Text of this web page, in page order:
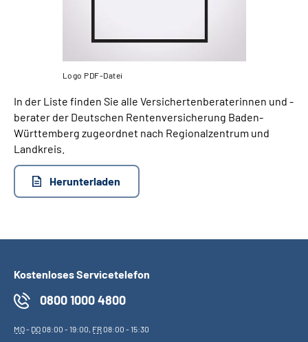
Logo PDF-Datei
In der Liste finden Sie alle Versichertenberaterinnen und -
berater der Deutschen Rentenversicherung Baden-
Württemberg zugeordnet nach Regionalzentrum und
Landkreis.
Herunterladen
Kostenloses Servicetelefon
0800 1000 4800
MO- DO08:00 - 19:00, FR08:00 - 15:30